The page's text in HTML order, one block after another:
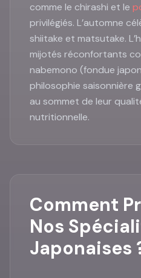
comme le chirashi et le
privilégiés. L’automne
shiitake et matsutake.
mijotés réconfortants
nabemono (fondue
philosophie saisonnière
au sommet de leur
nutritionnelle.
Comment
Nos
Japonaises